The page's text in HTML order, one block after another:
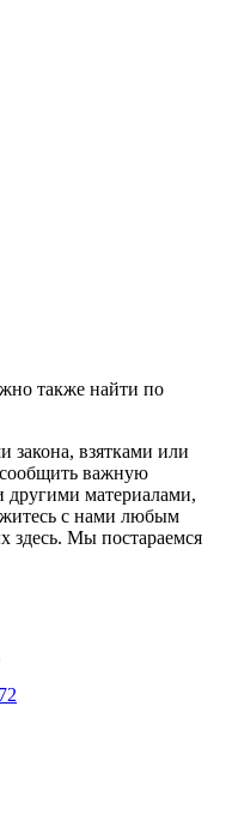
также найти по
закона, взятками или
сообщить важную
материалами,
с нами любым
здесь. Мы постараемся